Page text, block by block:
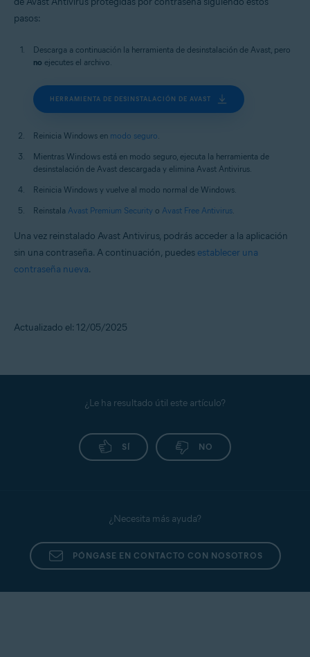
pasos:
Descarga a continuación la herramienta de desinstalación de Avast, pero
no ejecutes el archivo.
HERRAMIENTA DE DESINSTALACIÓN DE AVAST
Reinicia Windows en modo seguro.
Mientras Windows está en modo seguro, ejecuta la herramienta de
desinstalación de Avast descargada y elimina Avast Antivirus.
Reinicia Windows y vuelve al modo normal de Windows.
Reinstala Avast Premium Security o Avast Free Antivirus.
Una vez reinstalado Avast Antivirus, podrás acceder a la aplicación
sin una contraseña. A continuación, puedes establecer una
contraseña nueva.
Actualizado el: 12/05/2025
¿Le ha resultado útil este artículo?
SÍ NO
¿Necesita más ayuda?
PÓNGASE EN CONTACTO CON NOSOTROS